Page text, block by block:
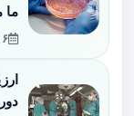
ما